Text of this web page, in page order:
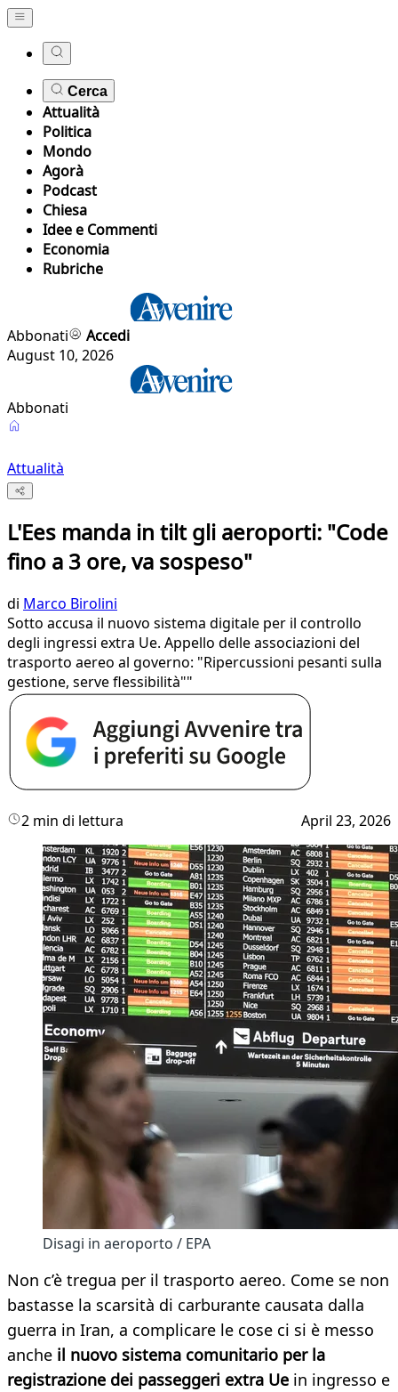
Cerca
Attualità
Politica
Mondo
Agorà
Podcast
Chiesa
Idee e Commenti
Economia
Rubriche
Abbonati
Accedi
August 10, 2026
Abbonati
Attualità
L'Ees manda in tilt gli aeroporti: "Code
fino a 3 ore, va sospeso"
di Marco Birolini
Sotto accusa il nuovo sistema digitale per il controllo
degli ingressi extra Ue. Appello delle associazioni del
trasporto aereo al governo: "Ripercussioni pesanti sulla
gestione, serve flessibilità""
2 min di lettura April 23, 2026
Disagi in aeroporto / EPA
Non c’è tregua per il trasporto aereo. Come se non
bastasse la scarsità di carburante causata dalla
guerra in Iran, a complicare le cose ci si è messo
anche il nuovo sistema comunitario per la
registrazione dei passeggeri extra Ue in ingresso e